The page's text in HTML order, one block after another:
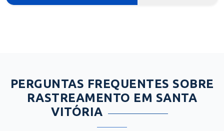
PERGUNTAS FREQUENTES SOBRE
RASTREAMENTO EM SANTA
VITÓRIA